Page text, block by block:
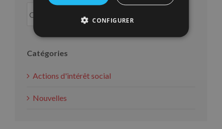
Catégories
Actions d'intérêt social
Nouvelles
CONFIGURER